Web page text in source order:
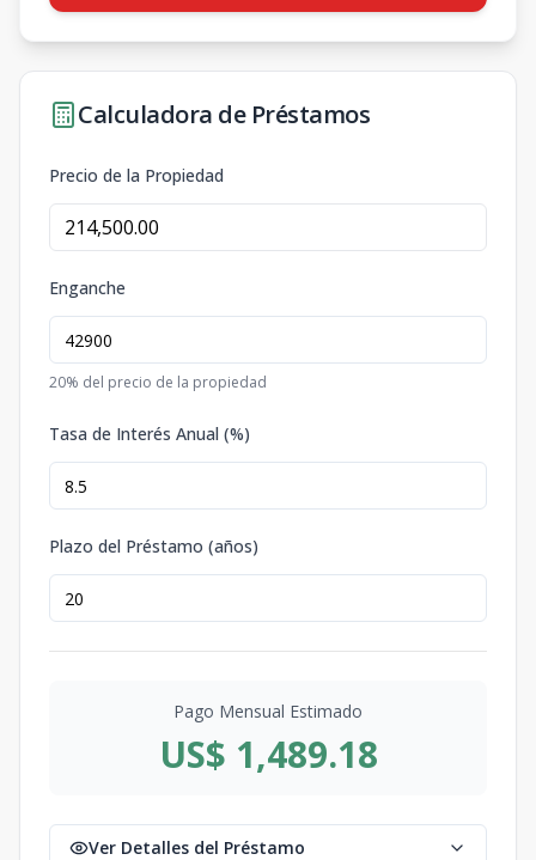
Calculadora de Préstamos
Precio de la Propiedad
Enganche
20% del precio de la propiedad
Tasa de Interés Anual (%)
Plazo del Préstamo (años)
Pago Mensual Estimado
US$ 1,489.18
Ver Detalles del Préstamo